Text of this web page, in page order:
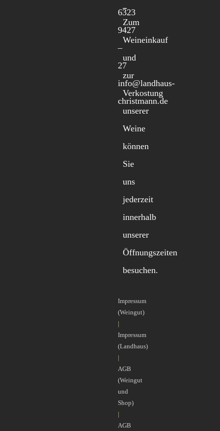
6323
9427
–
27
info@landhaus-
christmann.de
Zum
Weineinkauf
und
zur
Verkostung
unserer
Weine
können
Sie
uns
jederzeit
innerhalb
unserer
Öffnungszeiten
besuchen.
Impressum
(Weingut)
|
Impressum
(Landhaus)
|
AGB
(Weingut
und
Shop)
|
AGB